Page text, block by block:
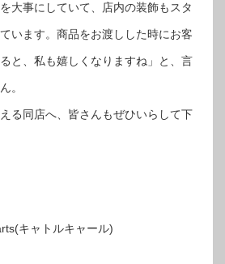
大事にしていて、店内の装飾もスタ
います。商品をお渡しした時にお客
と、私も嬉しくなりますね」と、言
。
る同店へ、皆さんもぜひいらして下
キャトルキャール)